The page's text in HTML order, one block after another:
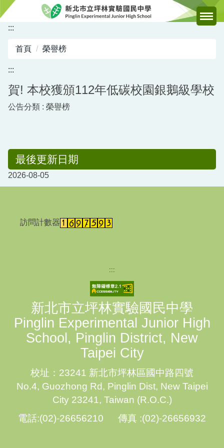
跳
主
容
:::
首頁 榮譽榜
:::
賀! 本校獲頒112年低碳校園銀鵝級學校
公告分類 : 榮譽榜
最後更新日期
2026-08-05
訪問計數器
:::
新北市立坪林實驗國民中學
Pinglin Experimental Junior High
School, Pinglin District, New
Taipei City
校址：23241 新北市坪林區國中路四號
No.4, Guozhong Rd, Pinglin Dist, New Taipei
City 23241, Taiwan (R.O.C.)
電話:(02)-26656210 傳真 :(02)-26656932